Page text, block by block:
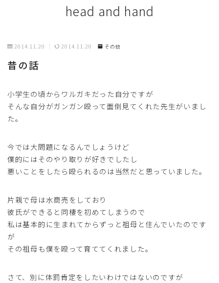
head and hand
2014.11.20 2014.11.20 その他
昔の話
小学生の頃からワルガキだった自分ですが
そんな自分がガンガン殴って面倒見てくれた先生がいまし
た。
今では大問題になるんでしょうけど
僕的にはそのやり取りが好きでしたし
悪いことをしたら殴られるのは当然だと思っていました。
片親で母は水商売をしており
彼氏ができると同棲を初めてしまうので
私は基本的に生まれてからずっと祖母と住んでいたのです
が
その祖母も僕を殴って育ててくれました。
さて、別に体罰肯定をしたいわけではないのですが